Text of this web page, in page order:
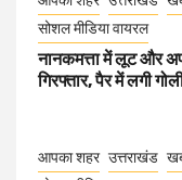
सोशल मीडिया वायरल
नानकमत्ता में लूट और
गिरफ्तार, पैर में लगी
आपका शहर उत्तराखंड